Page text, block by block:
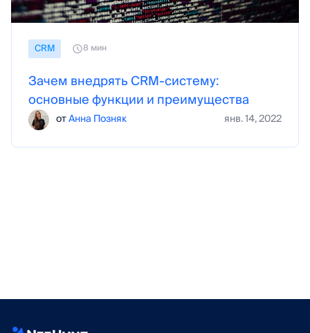
СRM 8 мин
Зачем внедрять CRM-систему:
основные функции и преимущества
отАнна Позняк янв. 14, 2022